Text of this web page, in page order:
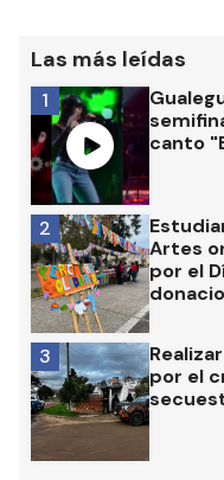
Las más leídas
canto
1
Artes
por el
2
por el
3